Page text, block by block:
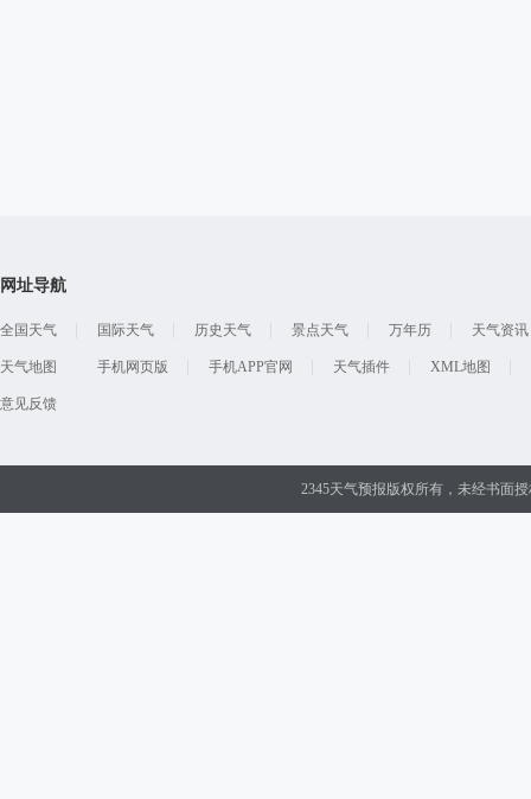
网址导航
全国天气 国际天气 历史天气 景点天气 万年历 天气资讯
天气地图 手机网页版 手机APP官网 天气插件 XML地图
意见反馈
2345天气预报版权所有，未经书面